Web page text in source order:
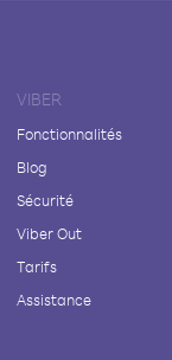
VIBER
Fonctionnalités
Blog
Sécurité
Viber Out
Tarifs
Assistance